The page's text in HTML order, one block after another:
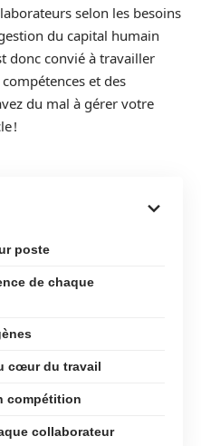
selon les besoins
du capital humain
donc convié à travailler
et des
du mal à gérer votre
!
poste
de chaque
cœur du travail
compétition
collaborateur